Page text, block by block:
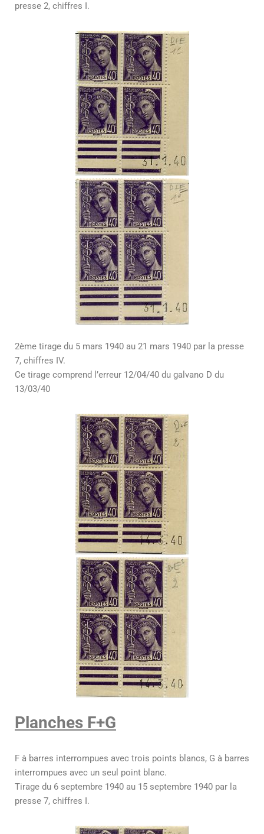
presse 2, chiffres I.
2ème tirage du 5 mars 1940 au 21 mars 1940 par la presse
7, chiffres IV.
Ce tirage comprend l’erreur 12/04/40 du galvano D du
13/03/40
Planches F+G
F à barres interrompues avec trois points blancs, G à barres
interrompues avec un seul point blanc.
Tirage du 6 septembre 1940 au 15 septembre 1940 par la
presse 7, chiffres I.